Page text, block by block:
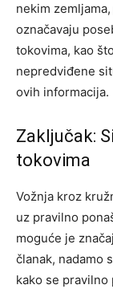
nekim
označavaju
tokovima, kao
nepredviđene
ovih informacija.
Zaključak:
tokovima
Vožnja kroz
uz pravilno
moguće je
članak, nadamo
kako se pravilno